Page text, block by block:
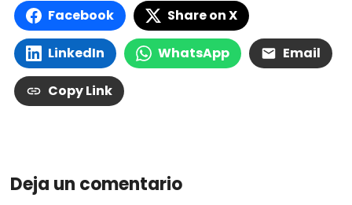
Facebook Share on X
LinkedIn WhatsApp Email
Copy Link
Deja un comentario